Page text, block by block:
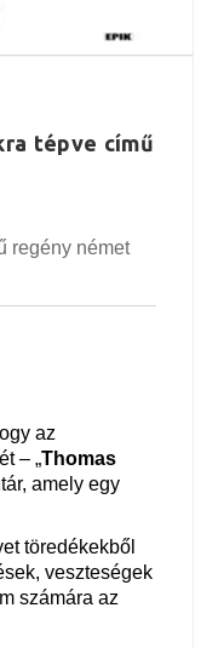
tépve című
regény német
az
– „Thomas
amely egy
töredékekből
veszteségek
számára az